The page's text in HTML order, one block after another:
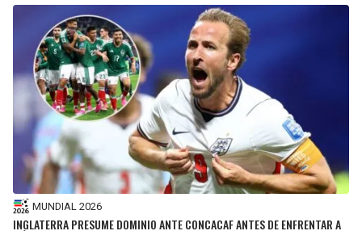
MUNDIAL 2026
INGLATERRA PRESUME DOMINIO ANTE CONCACAF ANTES DE ENFRENTAR A